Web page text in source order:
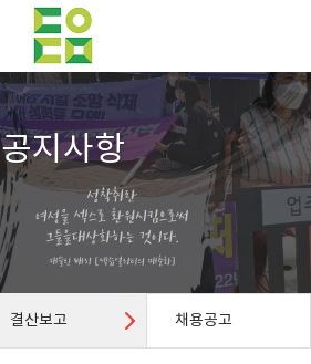
공지사항
결산보고 채용공고